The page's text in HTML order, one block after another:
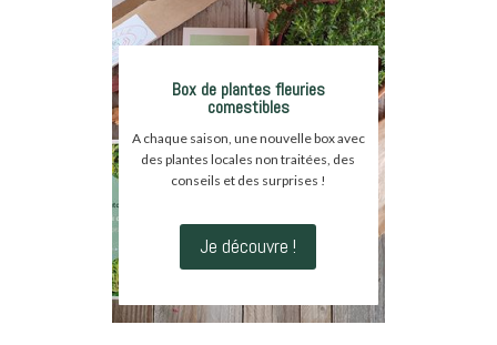
Box de plantes fleuries
comestibles
A chaque saison, une nouvelle box avec
des plantes locales non traitées, des
conseils et des surprises !
Je découvre !